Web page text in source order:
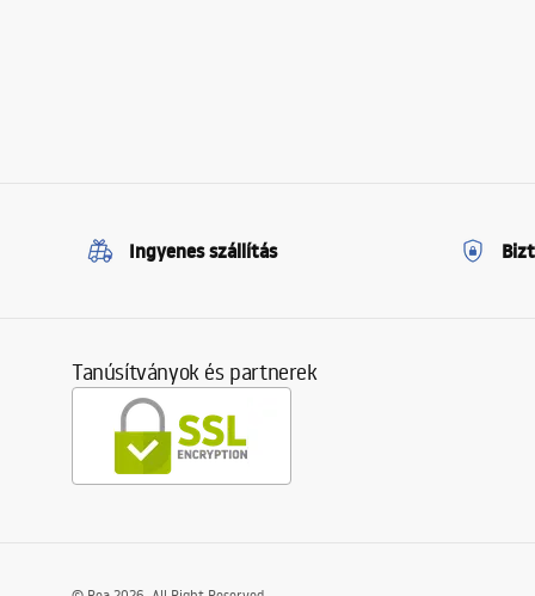
Ingyenes szállítás
Tanúsítványok és partnerek